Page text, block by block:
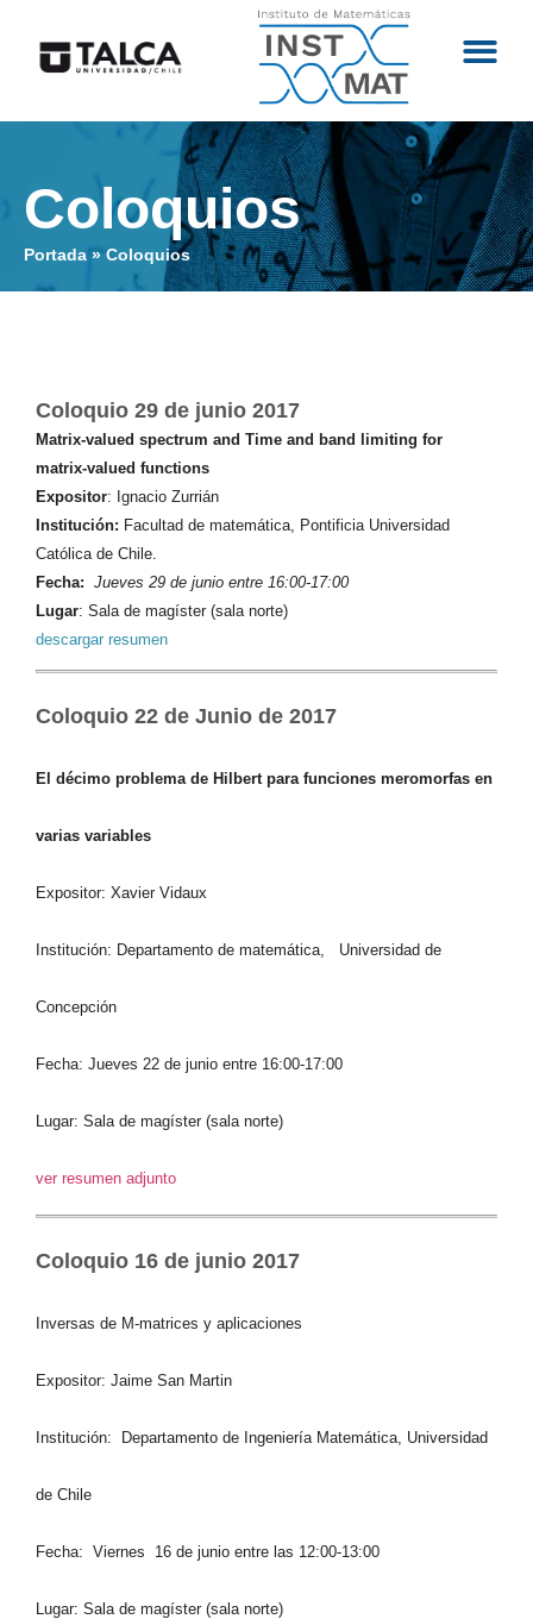
Coloquios
Portada » Coloquios
Coloquio 29 de junio 2017
Matrix-valued spectrum and Time and band limiting for
matrix-valued functions
Expositor: Ignacio Zurrián
Institución: Facultad de matemática, Pontificia Universidad
Católica de Chile.
Fecha: Jueves 29 de junio entre 16:00-17:00
Lugar: Sala de magíster (sala norte)
descargar resumen
Coloquio 22 de Junio de 2017
El décimo problema de Hilbert para funciones meromorfas en
varias variables
Expositor: Xavier Vidaux
Institución: Departamento de matemática, Universidad de
Concepción
Fecha: Jueves 22 de junio entre 16:00-17:00
Lugar: Sala de magíster (sala norte)
ver resumen adjunto
Coloquio 16 de junio 2017
Inversas de M-matrices y aplicaciones
Expositor: Jaime San Martin
Institución: Departamento de Ingeniería Matemática, Universidad
de Chile
Fecha: Viernes 16 de junio entre las 12:00-13:00
Lugar: Sala de magíster (sala norte)